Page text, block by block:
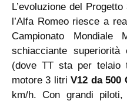
L’evoluzione del
l’Alfa Romeo riesce a
Campionato Mondiale
schiacciante superiorità
(dove TT sta per telaio
motore 3 litri V12 da 500
km/h. Con grandi